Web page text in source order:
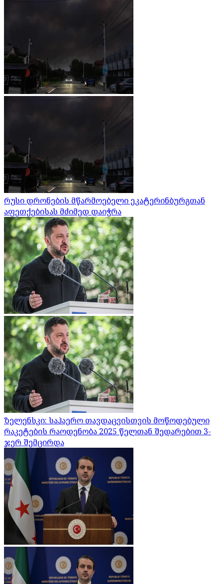
რუსი დრონების მწარმოებელი ეკატერინბურგთან
აფეთქებისას მძიმედ დაიჭრა
ზელენსკი: საჰაერო თავდაცვისთვის მოწოდებული
რაკეტების რაოდენობა 2025 წელთან შედარებით 3-
ჯერ შემცირდა